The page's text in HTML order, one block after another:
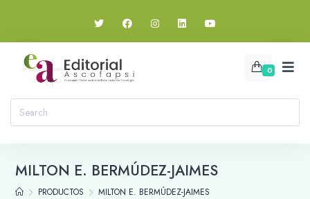
0
MILTON E. BERMÚDEZ-JAIMES
PRODUCTOS MILTON E. BERMÚDEZ-JAIMES